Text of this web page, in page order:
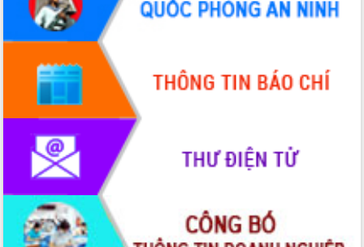
Triển khai đồng bộ đo đạc, lập hồ sơ
địa chính, hoàn thiện cơ sở dữ liệu đất
đai
Ứng dụng sinh trắc học - Bước tiến
trong hành trình chuyển đổi số tại Đắk
Đắk Lắk nâng cao hiệu quả công tác
Đảng từ Sổ tay đảng viên điện tử
Đắk Lắk đẩy mạnh nuôi biển công
nghệ, hướng tới phát triển thủy sản
bền vững
Tập huấn nâng cao năng lực triển khai
chuyển đổi số cho cán bộ, công chức
cấp xã